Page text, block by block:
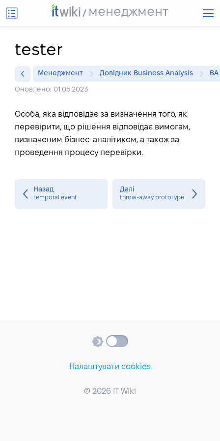
менеджмент
tester
Менеджмент Довідник Business Analysis BA
Оновлено: 01.05.2023
Особа, яка відповідає за визначення того, як
перевірити, що рішення відповідає вимогам,
визначеним бізнес-аналітиком, а також за
проведення процесу перевірки.
Назад
temporal event
Далі
throw-away prototype
Налаштувати cookies
© 2026 IT Wiki